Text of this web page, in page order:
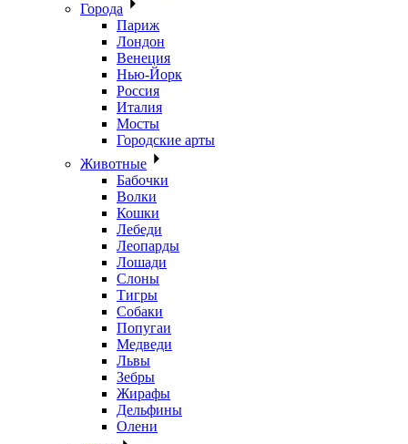
Города
Париж
Лондон
Венеция
Нью-Йорк
Россия
Италия
Мосты
Городские арты
Животные
Бабочки
Волки
Кошки
Лебеди
Леопарды
Лошади
Слоны
Тигры
Собаки
Попугаи
Медведи
Львы
Зебры
Жирафы
Дельфины
Олени